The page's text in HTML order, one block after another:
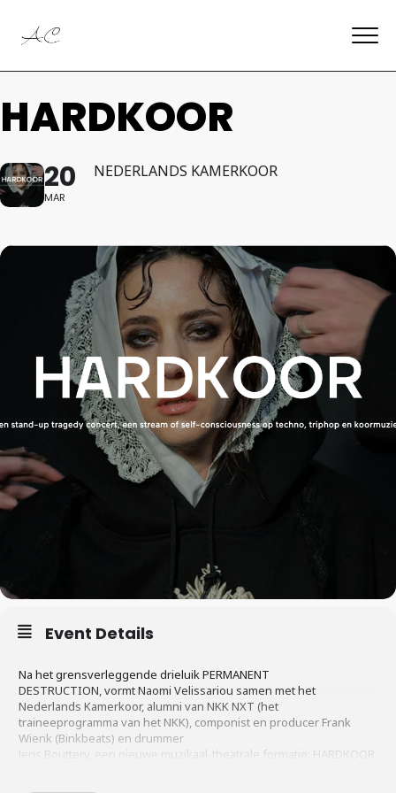
HARDKOOR
20
MAR
NEDERLANDS KAMERKOOR
Event Details
Na het grensverleggende drieluik PERMANENT
DESTRUCTION, vormt Naomi Velissariou samen met het
Nederlands Kamerkoor, alumni van NKK NXT (het
traineeprogramma van het NKK), componist en producer Frank
Wienk (Binkbeats) en drummer
Jens Bouttery, een nieuwe muzikaal-theatrale formatie: HARDKOOR